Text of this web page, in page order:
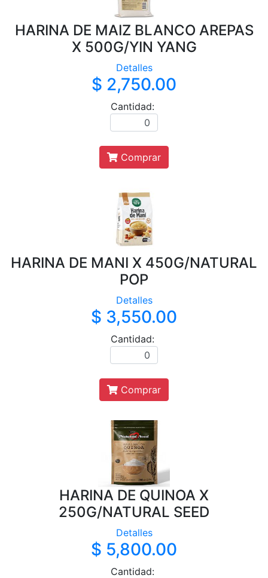
HARINA DE MAIZ BLANCO AREPAS
X 500G/YIN YANG
Detalles
$ 2,750.00
Cantidad:
Comprar
HARINA DE MANI X 450G/NATURAL
POP
Detalles
$ 3,550.00
Cantidad:
Comprar
HARINA DE QUINOA X
250G/NATURAL SEED
Detalles
$ 5,800.00
Cantidad: